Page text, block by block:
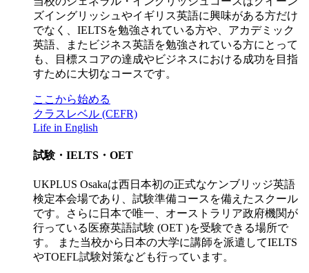
ズイングリッシュやイギリス英語に興味がある方だけ
でなく、IELTSを勉強されている方や、アカデミック
英語、またビジネス英語を勉強されている方にとって
も、目標スコアの達成やビジネスにおける成功を目指
すために大切なコースです。
ここから始める
クラスレベル (CEFR)
Life in English
試験・IELTS・OET
UKPLUS Osakaは西日本初の正式なケンブリッジ英語
検定本会場であり、試験準備コースを備えたスクール
です。さらに日本で唯一、オーストラリア政府機関が
行っている医療英語試験 (OET )を受験できる場所で
す。 また当校から日本の大学に講師を派遣してIELTS
やTOEFL試験対策なども行っています。